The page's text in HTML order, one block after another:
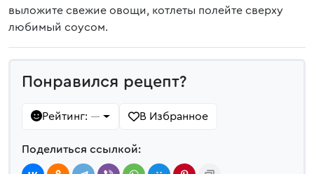
выложите свежие овощи, котлеты полейте сверху
любимый соусом.
Понравился рецепт?
Рейтинг: — В Избранное
Поделиться ссылкой: